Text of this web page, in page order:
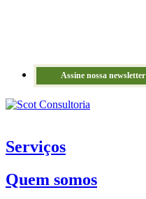
Assine nossa newsletter
Serviços
Quem somos